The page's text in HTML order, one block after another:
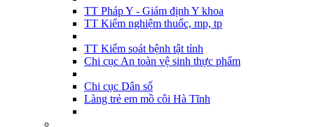
TT Pháp Y - Giám định Y khoa
TT Kiểm nghiệm thuốc, mp, tp
TT Kiểm soát bệnh tật tỉnh
Chi cục An toàn vệ sinh thực phẩm
Chi cục Dân số
Làng trẻ em mồ côi Hà Tĩnh